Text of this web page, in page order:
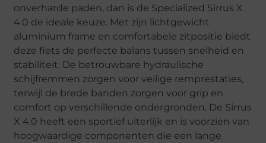
onverharde paden, dan is de Specialized Sirrus X
4.0 de ideale keuze. Met zijn lichtgewicht
aluminium frame en comfortabele zitpositie biedt
deze fiets de perfecte balans tussen snelheid en
stabiliteit. De betrouwbare hydraulische
schijfremmen zorgen voor veilige remprestaties,
terwijl de brede banden zorgen voor grip en
comfort op verschillende ondergronden. De Sirrus
X 4.0 heeft een sportief uiterlijk en is voorzien van
hoogwaardige componenten die een lange